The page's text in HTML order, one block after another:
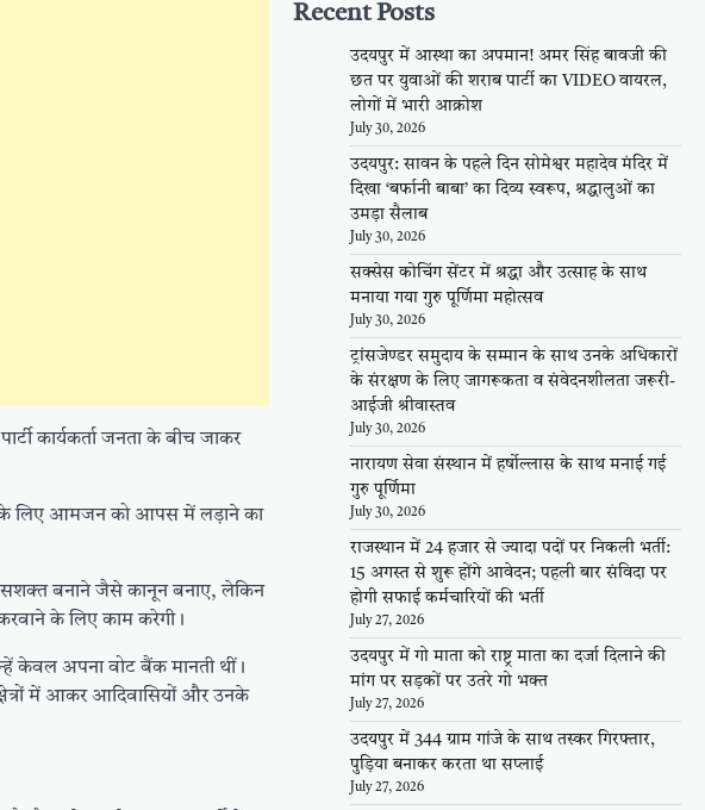
कार्यकर्ता जनता के बीच जाकर
के लिए आमजन को आपस में लड़ाने का
सशक्त बनाने जैसे कानून बनाए, लेकिन
के लिए काम करेगी।
केवल अपना वोट बैंक मानती थीं।
क्षेत्रों में आकर आदिवासियों और उनके
Recent Posts
उदयपुर में आस्था का अपमान! अमर सिंह बावजी की
छत पर युवाओं की शराब पार्टी का VIDEO वायरल,
लोगों में भारी आक्रोश
July 30, 2026
उदयपुर: सावन के पहले दिन सोमेश्वर महादेव मंदिर में
दिखा ‘बर्फानी बाबा’ का दिव्य स्वरूप, श्रद्धालुओं का
उमड़ा सैलाब
July 30, 2026
सक्सेस कोचिंग सेंटर में श्रद्धा और उत्साह के साथ
मनाया गया गुरु पूर्णिमा महोत्सव
July 30, 2026
ट्रांसजेण्डर समुदाय के सम्मान के साथ उनके अधिकारों
के संरक्षण के लिए जागरूकता व संवेदनशीलता जरूरी-
आईजी श्रीवास्तव
July 30, 2026
नारायण सेवा संस्थान में हर्षोल्लास के साथ मनाई गई
गुरु पूर्णिमा
July 30, 2026
राजस्थान में 24 हजार से ज्यादा पदों पर निकली भर्ती:
15 अगस्त से शुरू होंगे आवेदन; पहली बार संविदा पर
होगी सफाई कर्मचारियों की भर्ती
July 27, 2026
उदयपुर में गो माता को राष्ट्र माता का दर्जा दिलाने की
मांग पर सड़कों पर उतरे गो भक्त
July 27, 2026
उदयपुर में 344 ग्राम गांजे के साथ तस्कर गिरफ्तार,
पुड़िया बनाकर करता था सप्लाई
July 27, 2026